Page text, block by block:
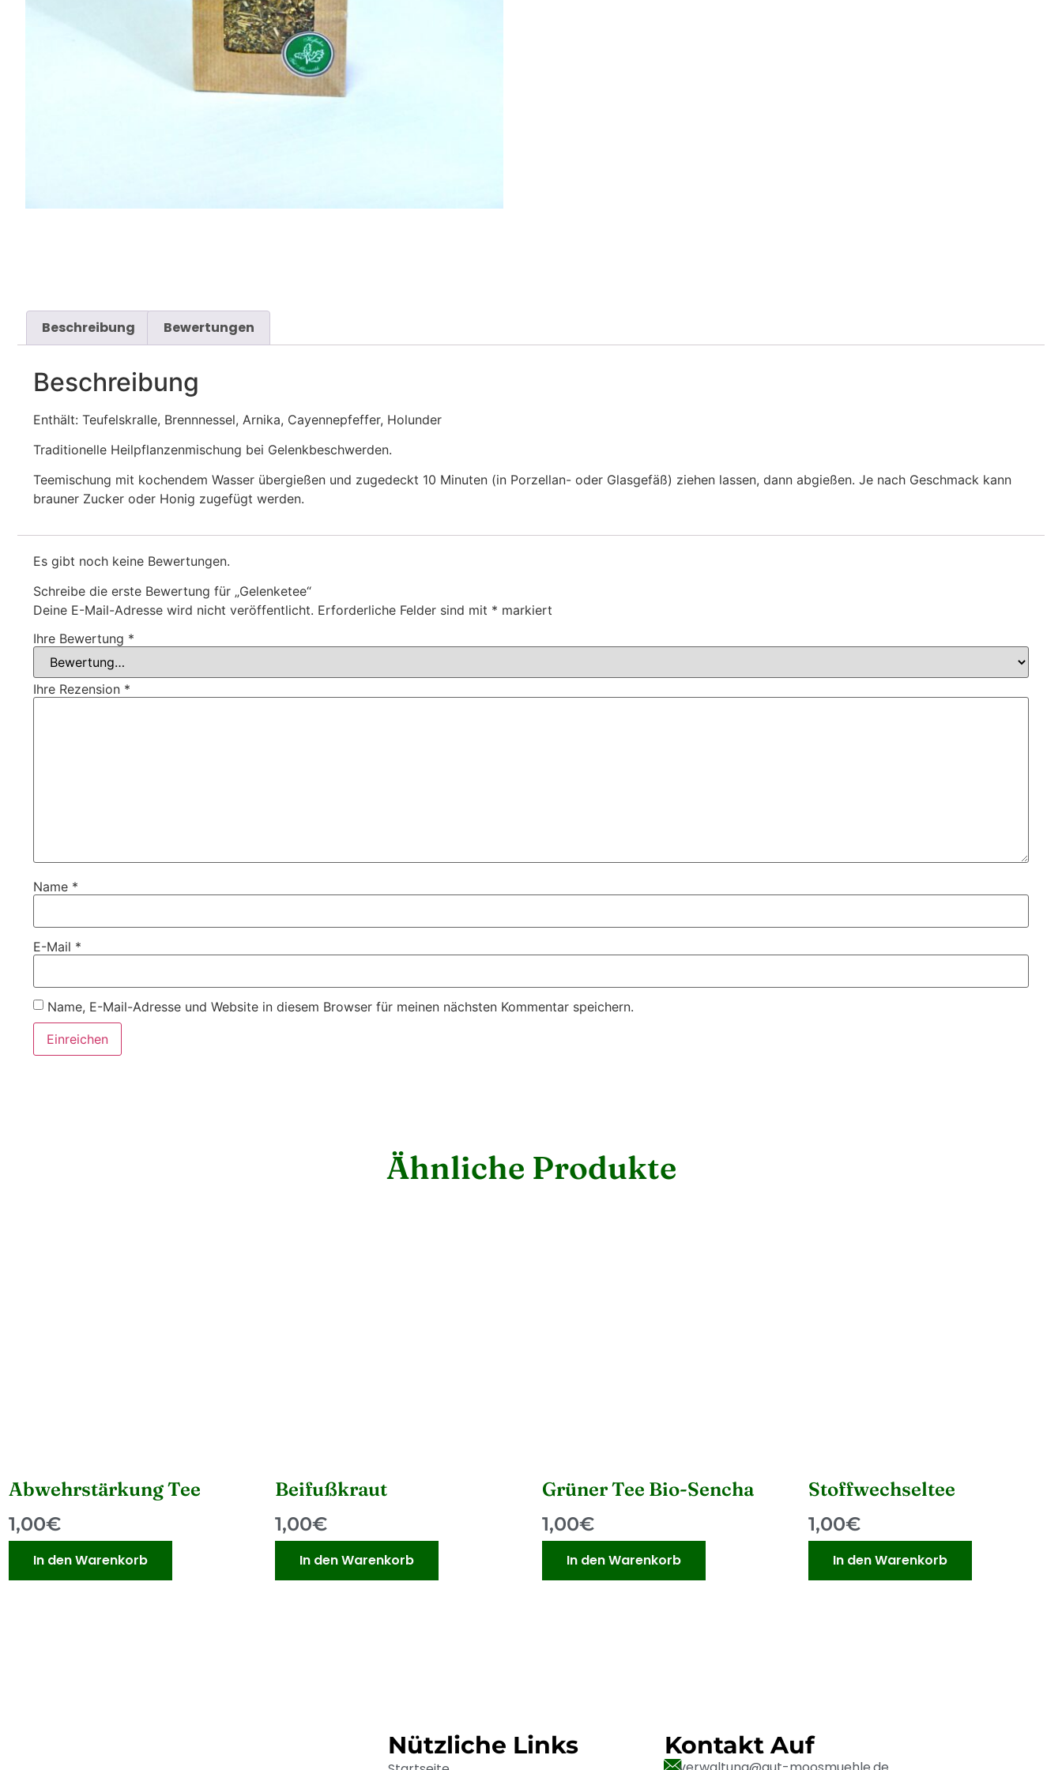
Beschreibung Bewertungen
Beschreibung
Enthält: Teufelskralle, Brennnessel, Arnika, Cayennepfeffer, Holunder
Traditionelle Heilpflanzenmischung bei Gelenkbeschwerden.
Teemischung mit kochendem Wasser übergießen und zugedeckt 10 Minuten (in Porzellan- oder Glasgefäß) ziehen lassen, dann abgießen. Je nach Geschmack kann
brauner Zucker oder Honig zugefügt werden.
Es gibt noch keine Bewertungen.
Schreibe die erste Bewertung für „Gelenketee“
Deine E-Mail-Adresse wird nicht veröffentlicht. Erforderliche Felder sind mit * markiert
Ihre Bewertung *
Ihre Rezension *
Name *
E-Mail *
Name, E-Mail-Adresse und Website in diesem Browser für meinen nächsten Kommentar speichern.
Ähnliche Produkte
Abwehrstärkung Tee
1,00€
In den Warenkorb
Beifußkraut
1,00€
In den Warenkorb
Grüner Tee Bio-Sencha
1,00€
In den Warenkorb
Stoffwechseltee
1,00€
In den Warenkorb
Nützliche Links Kontakt Auf